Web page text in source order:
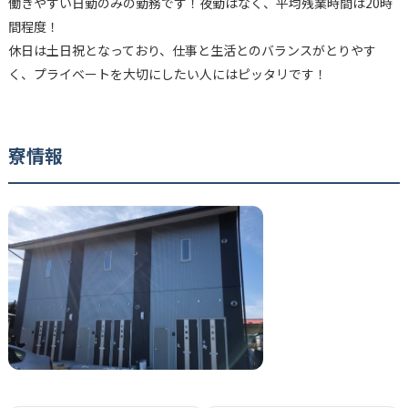
間程度！
休日は土日祝となっており、仕事と生活とのバランスがとりやす
く、プライベートを大切にしたい人にはピッタリです！
寮情報